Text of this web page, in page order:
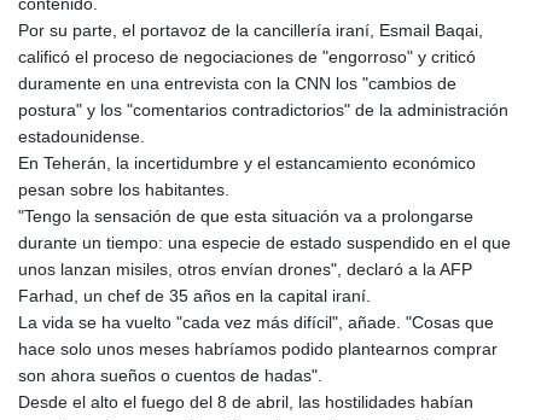
1589307.85432
ISK 142.587462
JEP 0.857019
JMD
JOD 0.819159
182.969975
KES
149.450928
KGS 101.03906
KHR
4680.351701
KMF
492.199617
Por su parte, el portavoz de la cancillería iraní, Esmail Baqai,
calificó el proceso de negociaciones de "engorroso" y criticó
duramente en una entrevista con la CNN los "cambios de
postura" y los "comentarios contradictorios" de la administración
estadounidense.
En Teherán, la incertidumbre y el estancamiento económico
pesan sobre los habitantes.
"Tengo la sensación de que esta situación va a prolongarse
durante un tiempo: una especie de estado suspendido en el que
unos lanzan misiles, otros envían drones", declaró a la AFP
Farhad, un chef de 35 años en la capital iraní.
La vida se ha vuelto "cada vez más difícil", añade. "Cosas que
hace solo unos meses habríamos podido plantearnos comprar
son ahora sueños o cuentos de hadas".
Desde el alto el fuego del 8 de abril, las hostilidades habían